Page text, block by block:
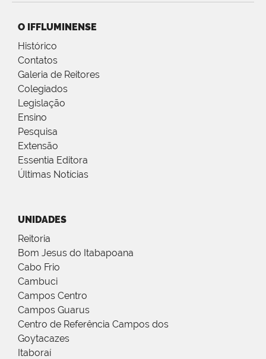
O IFFLUMINENSE
Histórico
Contatos
Galeria de Reitores
Colegiados
Legislação
Ensino
Pesquisa
Extensão
Essentia Editora
Últimas Notícias
UNIDADES
Reitoria
Bom Jesus do Itabapoana
Cabo Frio
Cambuci
Campos Centro
Campos Guarus
Centro de Referência Campos dos
Goytacazes
Itaboraí